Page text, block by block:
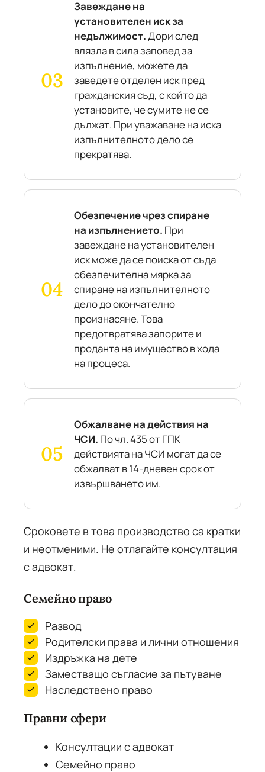
Завеждане на
установителен иск за
недължимост.Дори след
влязла в сила заповед за
изпълнение, можете да
заведете отделен иск пред
гражданския съд, с който да
установите, че сумите не се
дължат. При уважаване на иска
изпълнителното дело се
прекратява.
Обезпечение чрез спиране
на изпълнението. При
завеждане на установителен
иск може да се поиска от съда
обезпечителна мярка за
спиране на изпълнителното
дело до окончателно
произнасяне. Това
предотвратява запорите и
проданта на имущество в хода
на процеса.
Обжалване на действия на
ЧСИ. По чл. 435 от ГПК
действията на ЧСИ могат да се
обжалват в 14-дневен срок от
извършването им.
Сроковете в това производство са кратки
и неотменими. Не отлагайте консултация
с адвокат.
Семейно право
Развод
Родителски права и лични отношения
Издръжка на дете
Заместващо съгласие за пътуване
Наследствено право
Правни сфери
Консултации с адвокат
Семейно право